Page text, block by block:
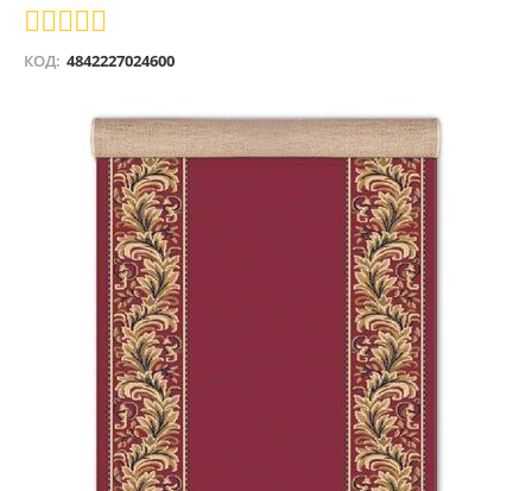
КОД: 4842227024600